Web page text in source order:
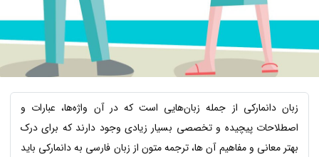
زبان دانمارکی از جمله زبان‌هایی است که در آن واژه‌ها، عبارات و
اصطلاحات پیچیده و تخصصی بسیار زیادی وجود دارند که برای درک
بهتر معانی و مفاهیم آن ها، ترجمه متون از زبان فارسی به دانمارکی باید